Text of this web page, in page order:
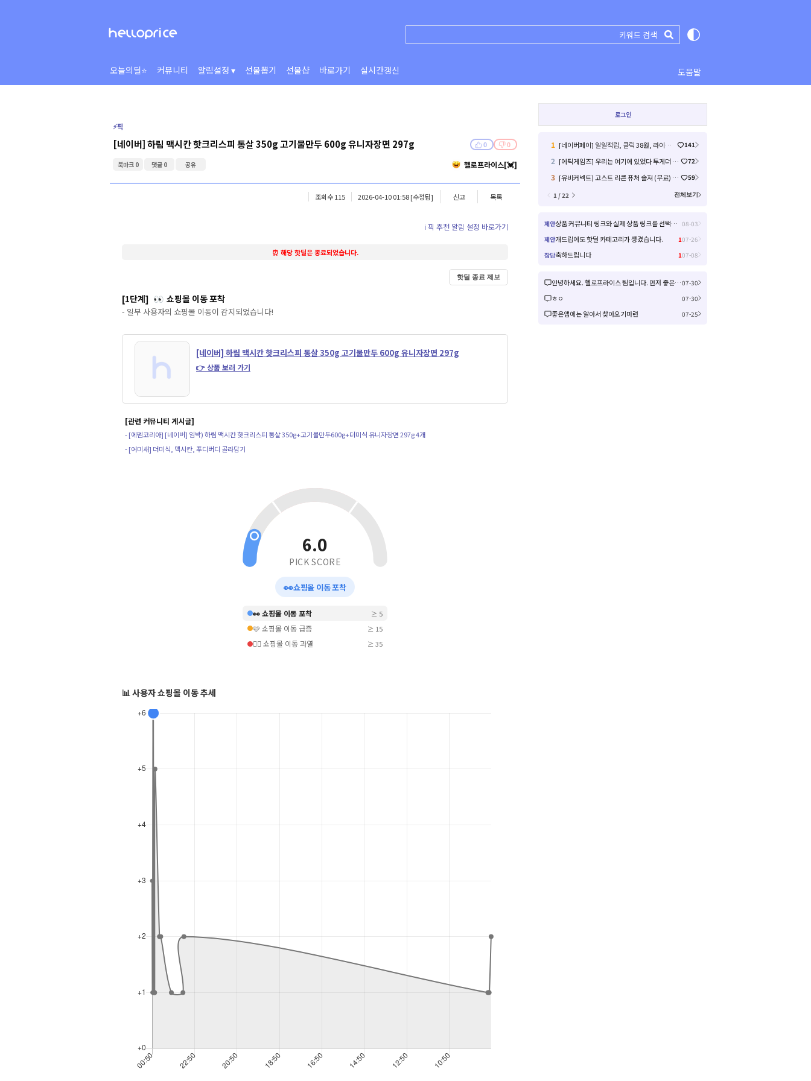
오늘의딜⭐ 커뮤니티 알림설정 ▾ 선물뽑기 선물샵 바로가기 실시간갱신 도움말
⚡️픽
[네이버] 하림 맥시칸 핫크리스피 통살 350g 고기물만두 600g 유니자장면 297g 0 0
북마크 0 댓글 0 공유 헬로프라이스[💓]
조회수 115 2026-04-10 01:58[수정됨] 신고 목록
ℹ️ 픽 추천 알림 설정 바로가기
⏰ 해당 핫딜은 종료되었습니다.
핫딜 종료 제보
[1단계] 👀 쇼핑몰 이동 포착
- 일부 사용자의 쇼핑몰 이동이 감지되었습니다!
[네이버] 하림 맥시칸 핫크리스피 통살 350g 고기물만두 600g 유니자장면 297g
👉 상품 보러 가기
[관련 커뮤니티 게시글]
- [에펨코리아] [네이버] 임박) 하림 맥시칸 핫크리스피 통살 350g+고기물만두600g+더미식 유니자장면 297g 4개
- [어미새] 더미식, 맥시칸, 푸디버디 골라담기
6.0
PICK SCORE
👀쇼핑몰 이동 포착
👀 쇼핑몰 이동 포착 ≥ 5
🩷 쇼핑몰 이동 급증 ≥ 15
❤️‍🔥 쇼핑몰 이동 과열 ≥ 35
📊 사용자 쇼핑몰 이동 추세
로그인
1 [네이버페이] 일일적립, 클릭 38원, 라이브예고 2원 (17) 141
2 [에픽게임즈] 우리는 여기에 있었다 투게더 (무료) (4) 72
3 [유비커넥트] 고스트 리콘 퓨처 솔져 (무료) (30)
59
1 / 22
전체보기
제안 상품 커뮤니티 링크와 실제 상품 링크를 선택해서 들어갈 수 있으면 좋을거 같아요! 08-03
제안개드립에도 핫딜 카테고리가 생겼습니다. 107-26
잡담축하드립니다 107-08
안녕하세요. 헬로프라이스 팀입니다. 먼저 좋은 제안을 주셔서 감사합니다! 신규 커뮤니티 연동은 작업이 크게 예상되어 검토 후 진행여부, 진행 시 추가 일정을 공유드리겠습니다! 감사합니다.07-30
ㅎㅇ 07-30
좋은앱에는 알아서 찾아오기마련 07-25